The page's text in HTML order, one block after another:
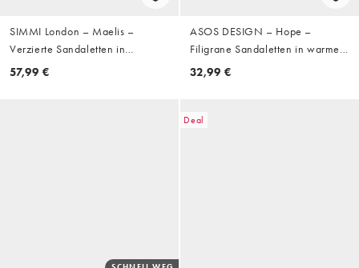
SIMMI London – Maelis –
Verzierte Sandaletten in
spiegelnder Goldoptik mit
57,99 €
ASOS DESIGN – Hope –
Filigrane Sandaletten in warmem
Gold mit mittelhohem Absatz
32,99 €
Deal